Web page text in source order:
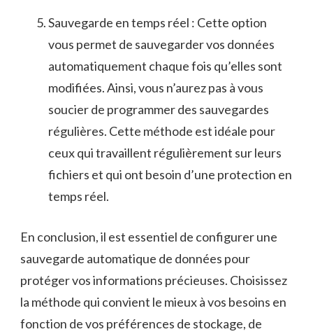
Sauvegarde en ⁤temps réel⁤ : Cette option
vous permet ⁤de sauvegarder⁢ vos ​données
automatiquement chaque fois⁢ qu’elles sont
modifiées. Ainsi,‍ vous n’aurez pas à vous
soucier de programmer des‌ sauvegardes⁢
régulières. Cette méthode est idéale pour
ceux qui ⁣travaillent régulièrement sur leurs
fichiers ⁢et qui ont besoin​ d’une protection⁢ en
temps réel.
En ​conclusion,​ il est ‌essentiel de configurer une
sauvegarde ⁢automatique de données pour
protéger ‍vos ​informations précieuses. Choisissez
la ‌méthode qui convient ⁤le mieux à vos besoins en‍
fonction de vos préférences de stockage,⁢ de